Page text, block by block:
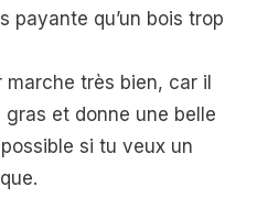
payante qu’un bois trop
marche très bien, car il
et donne une belle
si tu veux un